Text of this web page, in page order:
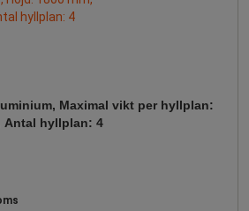
Maximal vikt per hyllplan:
Antal hyllplan: 4